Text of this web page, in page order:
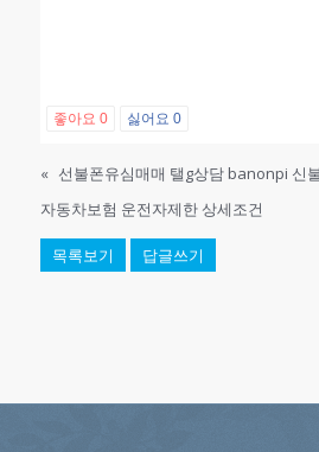
좋아요 0 싫어요 0
«
자동차보험 운전자제한 상세조건
목록보기 답글쓰기